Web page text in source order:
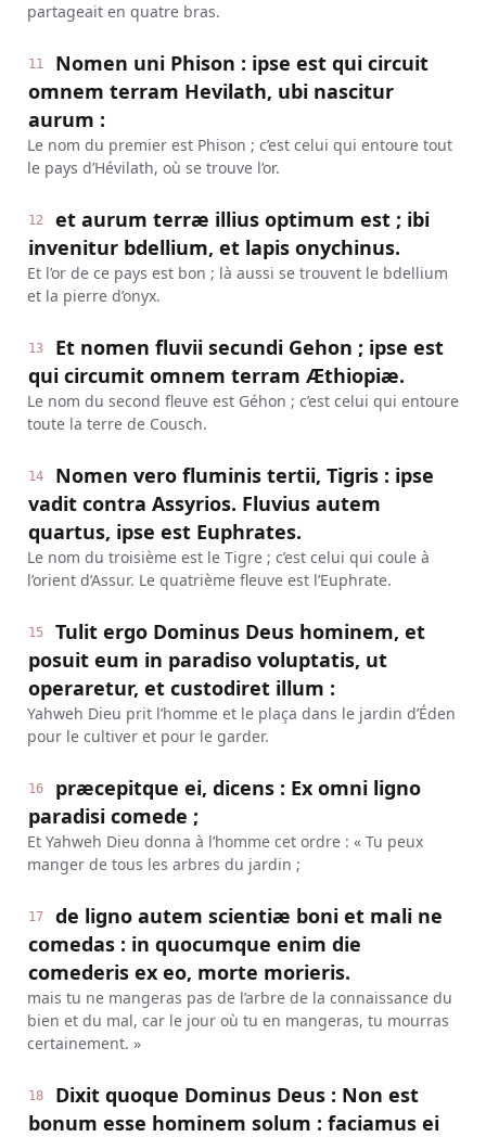
partageait en quatre bras.
11
Nomen uni Phison : ipse est qui circuit
omnem terram Hevilath, ubi nascitur
aurum :
Le nom du premier est Phison ; c’est celui qui entoure tout
le pays d’Hévilath, où se trouve l’or.
12
et aurum terræ illius optimum est ; ibi
invenitur bdellium, et lapis onychinus.
Et l’or de ce pays est bon ; là aussi se trouvent le bdellium
et la pierre d’onyx.
13
Et nomen fluvii secundi Gehon ; ipse est
qui circumit omnem terram Æthiopiæ.
Le nom du second fleuve est Géhon ; c’est celui qui entoure
toute la terre de Cousch.
14
Nomen vero fluminis tertii, Tigris : ipse
vadit contra Assyrios. Fluvius autem
quartus, ipse est Euphrates.
Le nom du troisième est le Tigre ; c’est celui qui coule à
l’orient d’Assur. Le quatrième fleuve est l’Euphrate.
15
Tulit ergo Dominus Deus hominem, et
posuit eum in paradiso voluptatis, ut
operaretur, et custodiret illum :
Yahweh Dieu prit l’homme et le plaça dans le jardin d’Éden
pour le cultiver et pour le garder.
16
præcepitque ei, dicens : Ex omni ligno
paradisi comede ;
Et Yahweh Dieu donna à l’homme cet ordre : « Tu peux
manger de tous les arbres du jardin ;
17
de ligno autem scientiæ boni et mali ne
comedas : in quocumque enim die
comederis ex eo, morte morieris.
mais tu ne mangeras pas de l’arbre de la connaissance du
bien et du mal, car le jour où tu en mangeras, tu mourras
certainement. »
18
Dixit quoque Dominus Deus : Non est
bonum esse hominem solum : faciamus ei